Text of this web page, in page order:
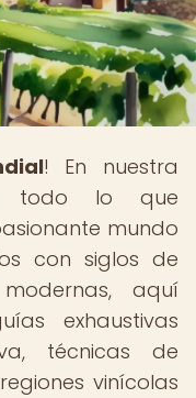
! En nuestra
todo lo que
mundo
con siglos de
aquí
exhaustivas
técnicas de
vinícolas